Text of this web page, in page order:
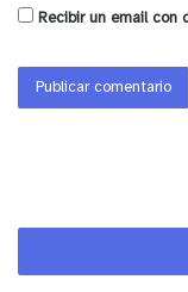
Recibir un email con